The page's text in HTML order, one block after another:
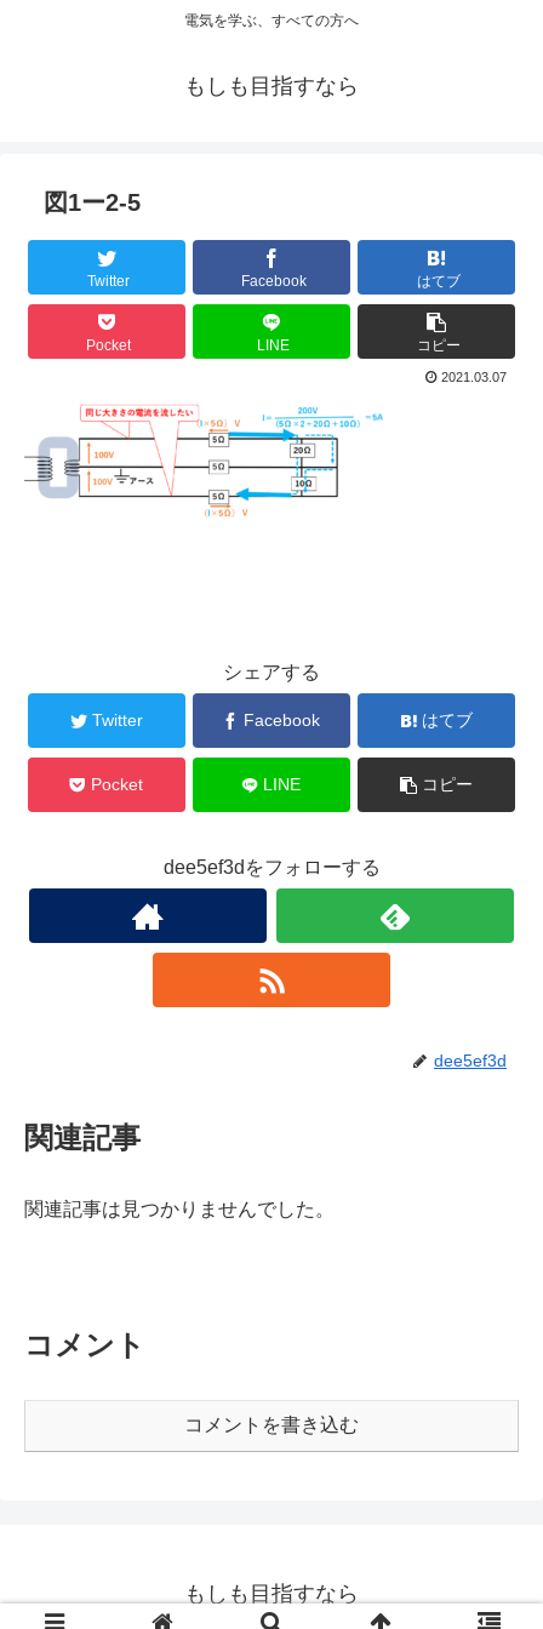
電気を学ぶ、すべての方へ
もしも目指すなら
図1ー2-5
Twitter Facebook はてブ
Pocket LINE コピー
2021.03.07
シェアする
Twitter Facebook はてブ
Pocket LINE コピー
dee5ef3dをフォローする
dee5ef3d
関連記事
関連記事は見つかりませんでした。
コメント
コメントを書き込む
もしも目指すなら